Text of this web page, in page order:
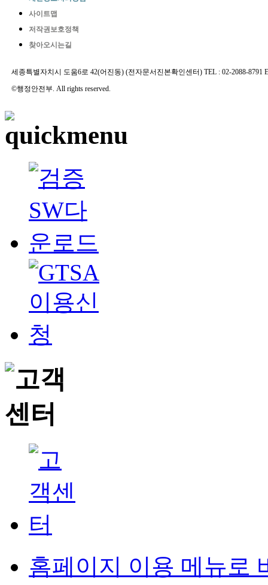
사이트맵
저작권보호정책
찾아오시는길
세종특별자치시 도움6로 42(어진동) (전자문서진본확인센터) TEL : 02-2088-8791
©행정안전부. All rights reserved.
홈페이지 이용 메뉴로